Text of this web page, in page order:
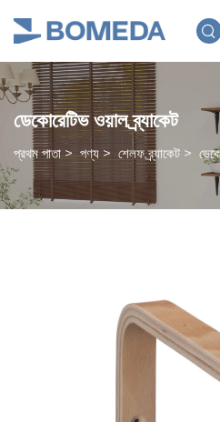
ডেকোরেটিভ ওয়াল ব্র্যাকেট
প্রথম পাতা>পণ্য > শেলফ ব্র্যাকেট >